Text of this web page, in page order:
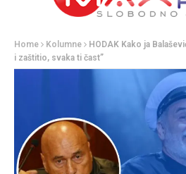
Home Kolumne
HODAK Kako ja
i zaštitio, svaka ti čast”